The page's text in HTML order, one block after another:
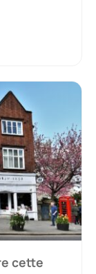
cette